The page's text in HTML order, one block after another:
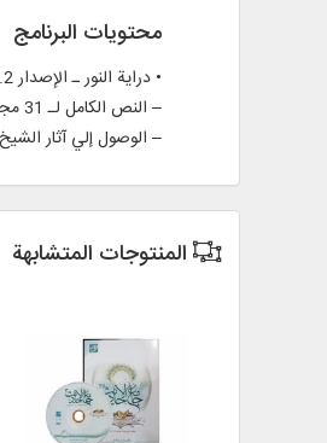
محتويات البرنامج
• دراية النور ـ الإصدار 1.2
– النص الكامل لـ 31 مجلدا من كتب علم الرجال،55 مجلدا من الكتب الحديثية، 29 مجلدا من القواميس
– الوصول إلي آثار الشيخ الصدوق وتشتمل علي النص
المنتوجات المتشابهة